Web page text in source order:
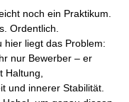
noch ein Praktikum.
Ordentlich.
hier liegt das Problem:
nur Bewerber – er
Haltung,
und innerer Stabilität.